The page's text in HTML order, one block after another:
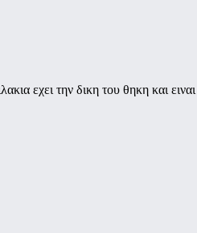
εχει την δικη του θηκη και ειναι